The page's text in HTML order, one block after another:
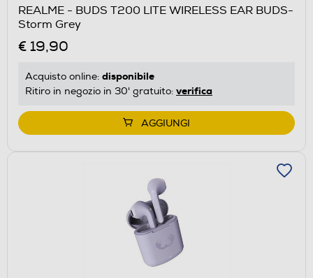
REALME - BUDS T200 LITE WIRELESS EAR BUDS-
Storm Grey
€ 19,90
Acquisto online: disponibile
Ritiro in negozio in 30' gratuito: verifica
AGGIUNGI